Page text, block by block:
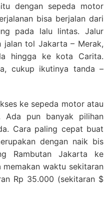
dengan sepeda motor
bisa berjalan dari
pada lalu lintas. Jalur
tol Jakarta – Merak,
hingga ke kota Carita.
cukup ikutinya tanda –
ke sepeda motor atau
Ada pun banyak pilihan
Cara paling cepat buat
dengan naik bis
Rambutan Jakarta ke
memakan waktu sekitaran
Rp 35.000 (sekitaran $